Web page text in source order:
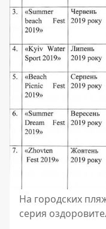
На городских
серия